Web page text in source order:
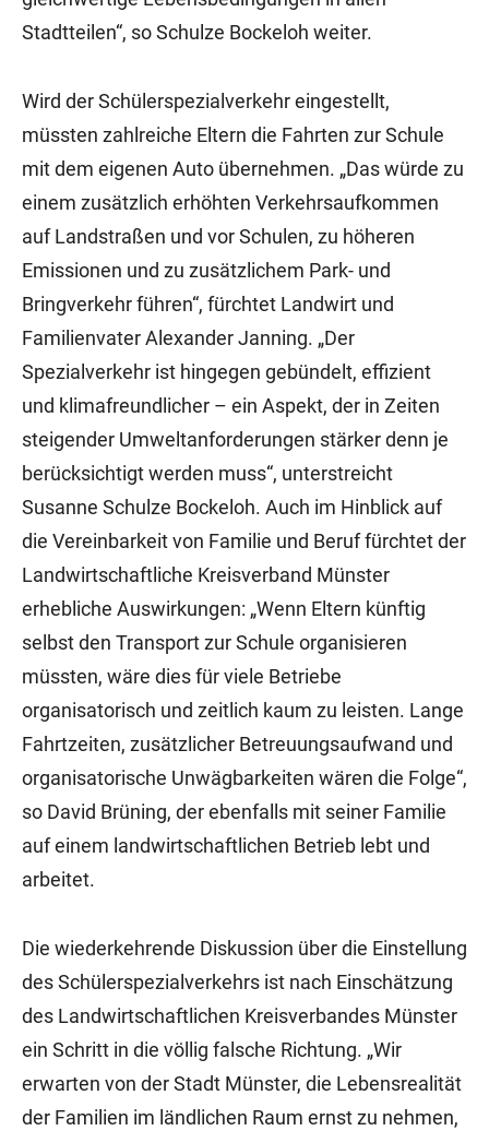
Stadtteilen“, so Schulze Bockeloh weiter.
Wird der Schülerspezialverkehr eingestellt,
müssten zahlreiche Eltern die Fahrten zur Schule
mit dem eigenen Auto übernehmen. „Das würde zu
einem zusätzlich erhöhten Verkehrsaufkommen
auf Landstraßen und vor Schulen, zu höheren
Emissionen und zu zusätzlichem Park- und
Bringverkehr führen“, fürchtet Landwirt und
Familienvater Alexander Janning. „Der
Spezialverkehr ist hingegen gebündelt, effizient
und klimafreundlicher – ein Aspekt, der in Zeiten
steigender Umweltanforderungen stärker denn je
berücksichtigt werden muss“, unterstreicht
Susanne Schulze Bockeloh. Auch im Hinblick auf
die Vereinbarkeit von Familie und Beruf fürchtet der
Landwirtschaftliche Kreisverband Münster
erhebliche Auswirkungen: „Wenn Eltern künftig
selbst den Transport zur Schule organisieren
müssten, wäre dies für viele Betriebe
organisatorisch und zeitlich kaum zu leisten. Lange
Fahrtzeiten, zusätzlicher Betreuungsaufwand und
organisatorische Unwägbarkeiten wären die Folge“,
so David Brüning, der ebenfalls mit seiner Familie
auf einem landwirtschaftlichen Betrieb lebt und
arbeitet.
Die wiederkehrende Diskussion über die Einstellung
des Schülerspezialverkehrs ist nach Einschätzung
des Landwirtschaftlichen Kreisverbandes Münster
ein Schritt in die völlig falsche Richtung. „Wir
erwarten von der Stadt Münster, die Lebensrealität
der Familien im ländlichen Raum ernst zu nehmen,